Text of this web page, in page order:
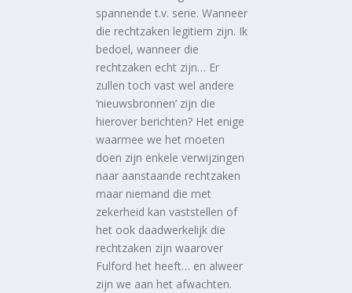
spannende t.v. serie. Wanneer
die rechtzaken legitiem zijn. Ik
bedoel, wanneer die
rechtzaken echt zijn… Er
zullen toch vast wel andere
‘nieuwsbronnen’ zijn die
hierover berichten? Het enige
waarmee we het moeten
doen zijn enkele verwijzingen
naar aanstaande rechtzaken
maar niemand die met
zekerheid kan vaststellen of
het ook daadwerkelijk die
rechtzaken zijn waarover
Fulford het heeft… en alweer
zijn we aan het afwachten.